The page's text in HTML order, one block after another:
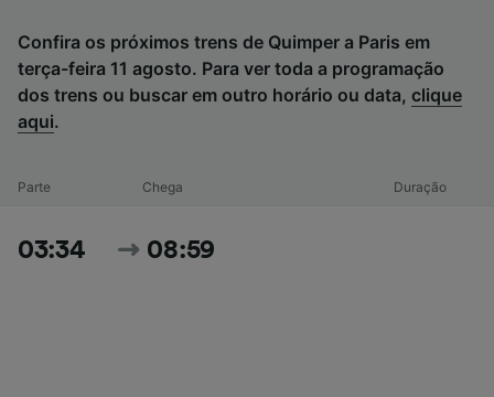
Confira os próximos trens de Quimper a Paris em
terça-feira 11 agosto. Para ver toda a programação
dos trens ou buscar em outro horário ou data, clique
aqui.
Parte Chega Duração
03:34 08:59